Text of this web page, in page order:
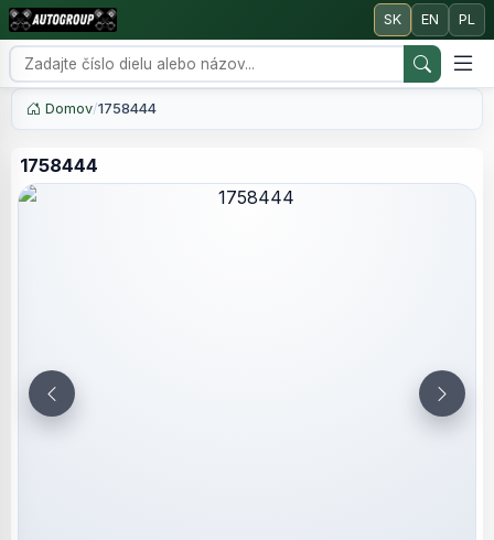
SK EN PL
Domov/1758444
1758444